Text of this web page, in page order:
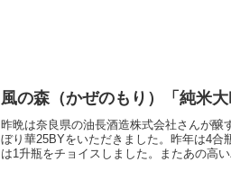
風の森（かぜのもり）「純米
昨晩は奈良県の油長酒造株式会社さんが醸
ぼり華25BYをいただきました。昨年は4合
は1升瓶をチョイスしました。またあの高